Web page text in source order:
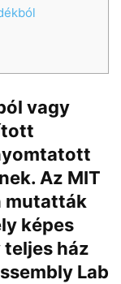
vagy
Az MIT
mutatták
képes
ház
Lab
Close